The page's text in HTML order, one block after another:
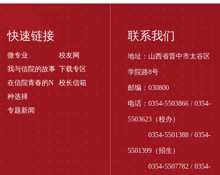
快速链接
微专业
校友网
我与信院的故事 下载专区
在信院青春的N
种选择
校长信箱
专题新闻
联系我们
地址：山西省晋中市太谷区
学院路8号
邮编：030800
电话：0354-5503866 / 0354-
5503623（校办）
0354-5501388 / 0354-
5501399（招生）
0354-5507782 / 0354-